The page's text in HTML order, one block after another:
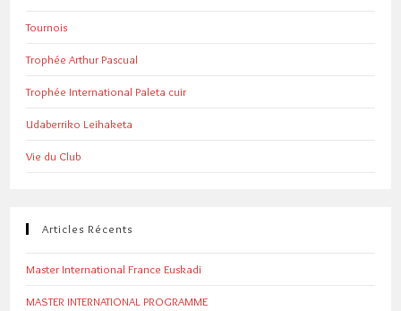
Tournois
Trophée Arthur Pascual
Trophée International Paleta cuir
Udaberriko Leihaketa
Vie du Club
Articles Récents
Master International France Euskadi
MASTER INTERNATIONAL PROGRAMME